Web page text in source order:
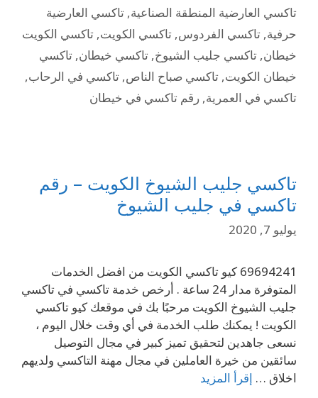
تاكسي العارضية المنطقة الصناعية, تاكسي العارضية
حرفية, تاكسي الفردوس, تاكسي الكويت, تاكسي الكويت
خيطان, تاكسي جليب الشيوخ, تاكسي خيطان, تاكسي
خيطان الكويت, تاكسي صباح الناص, تاكسي في الرحاب,
تاكسي في العمرية, رقم تاكسي في خيطان
تاكسي جليب الشيوخ الكويت – رقم
تاكسي في جليب الشيوخ
يوليو 7, 2020
69694241 كيو تاكسي الكويت من افضل الخدمات
المتوفرة مدار 24 ساعة . أرخص خدمة تاكسي في تاكسي
جليب الشيوخ الكويت مرحبًا بك في موقعك كيو تاكسي
الكويت ! يمكنك طلب الخدمة في أي وقت خلال اليوم ،
نسعى جاهدين لتحقيق تميز كبير في مجال التوصيل
سائقين من خيرة العاملين في مجال مهنة التاكسي ولديهم
اخلاق … إقرأ المزيد